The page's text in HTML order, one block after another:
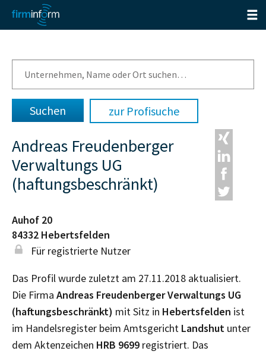
zur Profisuche
Andreas Freudenberger
Verwaltungs UG
(haftungsbeschränkt)
Auhof 20
84332 Hebertsfelden
Für registrierte Nutzer
Das Profil wurde zuletzt am 27.11.2018 aktualisiert.
Die Firma Andreas Freudenberger Verwaltungs UG
(haftungsbeschränkt) mit Sitz in Hebertsfelden ist
im Handelsregister beim Amtsgericht Landshut unter
dem Aktenzeichen HRB 9699 registriert. Das